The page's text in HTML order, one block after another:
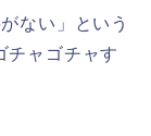
ない」という
チャゴチャす